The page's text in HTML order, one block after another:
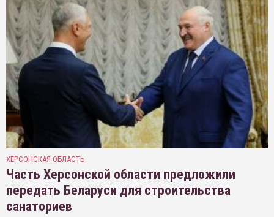
ХЕРСОНСКАЯ ОБЛАСТЬ
Часть Херсонской области предложили
передать Беларуси для строительства
санаториев